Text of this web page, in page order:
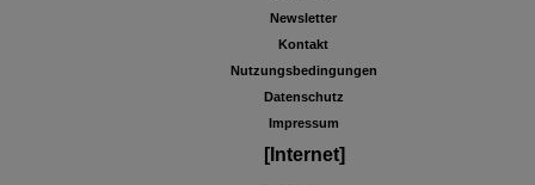
Newsletter
Kontakt
Nutzungsbedingungen
Datenschutz
Impressum
[Internet]